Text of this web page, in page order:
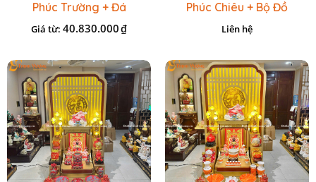
Phúc Trường + Đá
Onix Vàng
Giá từ: 40.830.000₫
Phúc Chiêu + Bộ Đồ
Thờ Đá Đỏ Bọc Đồng
Cao cấp
Liên hệ